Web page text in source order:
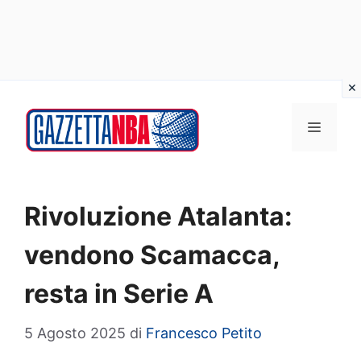
contenuto
MENU
Rivoluzione Atalanta:
vendono Scamacca,
resta in Serie A
5 Agosto 2025 di Francesco Petito